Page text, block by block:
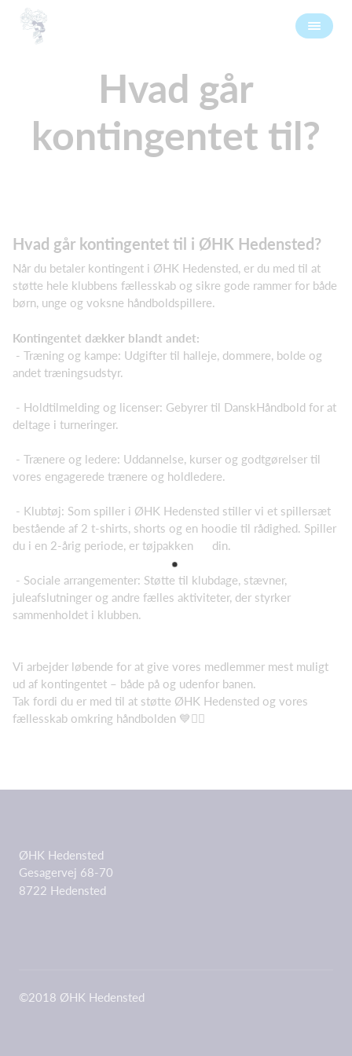
Hvad går
kontingentet til?
Hvad går kontingentet til i ØHK Hedensted?
Når du betaler kontingent i ØHK Hedensted, er du med til at
støtte hele klubbens fællesskab og sikre gode rammer for både
børn, unge og voksne håndboldspillere.
Kontingentet dækker blandt andet:
- Træning og kampe: Udgifter til halleje, dommere, bolde og
andet træningsudstyr.
- Holdtilmelding og licenser: Gebyrer til DanskHåndbold for at
deltage i turneringer.
- Trænere og ledere: Uddannelse, kurser og godtgørelser til
vores engagerede trænere og holdledere.
- Klubtøj: Som spiller i ØHK Hedensted stiller vi et spillersæt
bestående af 2 t-shirts, shorts og en hoodie til rådighed. Spiller
du i en 2-årig periode, er tøjpakken din.
- Sociale arrangementer: Støtte til klubdage, stævner,
juleafslutninger og andre fælles aktiviteter, der styrker
sammenholdet i klubben.
Vi arbejder løbende for at give vores medlemmer mest muligt
ud af kontingentet – både på og udenfor banen.
Tak fordi du er med til at støtte ØHK Hedensted og vores
fællesskab omkring håndbolden 💙🤾‍♀️
ØHK Hedensted
Gesagervej 68-70
8722 Hedensted
©2018 ØHK Hedensted